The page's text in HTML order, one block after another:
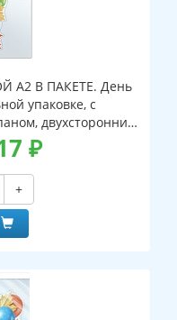
А2 В ПАКЕТЕ. День
упаковке, с
двухсторонний,
₽
+